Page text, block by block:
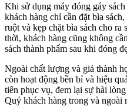
Khi sử dụng máy đóng gáy sách
khách hàng chỉ cần đặt bìa
ruột và kẹp chặt bìa sách cho
thời, khách hàng cũng không
sách thành phẩm sau khi đóng
Ngoài chất lượng và giá thành
còn hoạt động bền bỉ và hiệu
tiên phục vụ, đem lại sự hài
Quý khách hàng trong và ngoài